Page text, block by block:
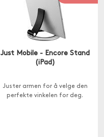
Just Mobile - Encore Stand
(iPad)
Juster armen for å velge den
perfekte vinkelen for deg.